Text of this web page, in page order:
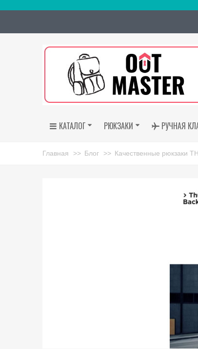
КАТАЛОГ РЮКЗАКИ РУЧНАЯ
Главная >> Блог >> Качественные рюкзаки